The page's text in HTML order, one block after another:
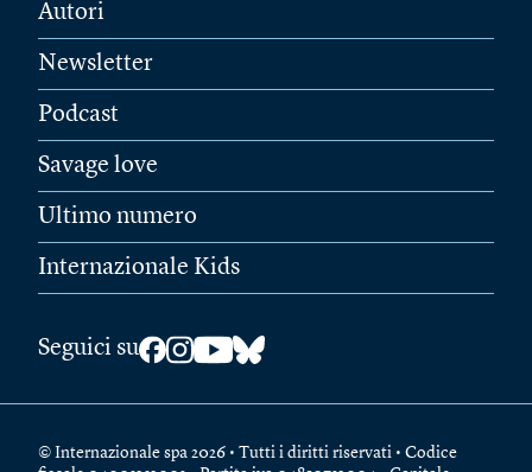
Autori
Newsletter
Podcast
Savage love
Ultimo numero
Internazionale Kids
Seguici su
© Internazionale spa 2026 • Tutti i diritti riservati • Codice